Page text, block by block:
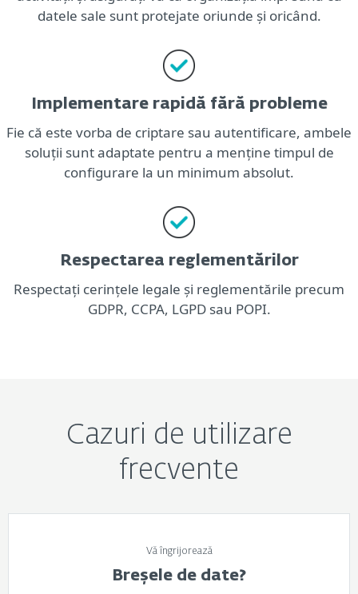
datele sale sunt protejate oriunde și oricând.
Implementare rapidă fără probleme
Fie că este vorba de criptare sau autentificare, ambele
soluții sunt adaptate pentru a menține timpul de
configurare la un minimum absolut.
Respectarea reglementărilor
Respectați cerințele legale și reglementările precum
GDPR, CCPA, LGPD sau POPI.
Cazuri de utilizare
frecvente
Vă îngrijorează
Breșele de date?